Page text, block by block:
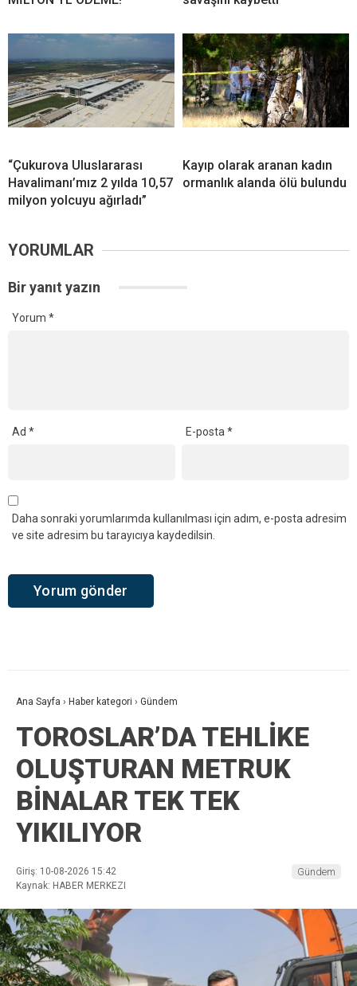
“Çukurova Uluslararası
Havalimanı’mız 2 yılda 10,57
milyon yolcuyu ağırladı”
Kayıp olarak aranan kadın
ormanlık alanda ölü bulundu
YORUMLAR
Bir yanıt yazın
Yorum *
Ad * E-posta*
Daha sonraki yorumlarımda kullanılması için adım, e-posta adresim
ve site adresim bu tarayıcıya kaydedilsin.
Ana Sayfa › Haber kategori › Gündem
TOROSLAR’DA TEHLİKE
OLUŞTURAN METRUK
BİNALAR TEK TEK
YIKILIYOR
Giriş: 10-08-2026 15:42
Kaynak: HABER MERKEZI
Gündem